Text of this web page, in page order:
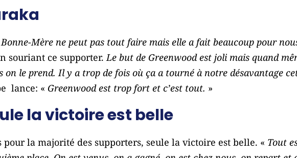
Mère ne peut pas tout faire mais elle a fait beaucoup pour
souriant ce supporter.Le but de Greenwood est joli mais quand
on le prend. Il y a trop de fois où ça a tourné à notre désavantage
lance: « Greenwood est trop fort et c’est tout. »
la victoire est belle
pour la majorité des supporters, seule la victoire est belle. « Tout